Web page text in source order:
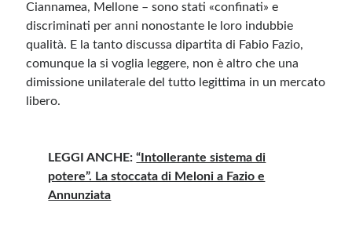
Ciannamea, Mellone – sono stati «confinati» e
discriminati per anni nonostante le loro indubbie
qualità. E la tanto discussa dipartita di Fabio Fazio,
comunque la si voglia leggere, non è altro che una
dimissione unilaterale del tutto legittima in un mercato
libero.
LEGGI ANCHE:“Intollerante sistema di
potere”. La stoccata di Meloni a Fazio e
Annunziata